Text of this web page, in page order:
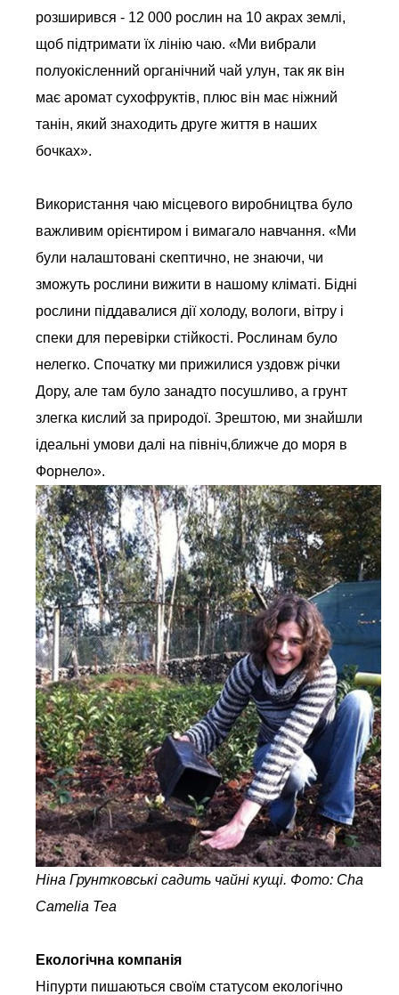
розширився - 12 000 рослин на 10 акрах землі,
щоб підтримати їх лінію чаю. «Ми вибрали
полуокісленний органічний чай улун, так як він
має аромат сухофруктів, плюс він має ніжний
танін, який знаходить друге життя в наших
бочках».
Використання чаю місцевого виробництва було
важливим орієнтиром і вимагало навчання. «Ми
були налаштовані скептично, не знаючи, чи
зможуть рослини вижити в нашому кліматі. Бідні
рослини піддавалися дії холоду, вологи, вітру і
спеки для перевірки стійкості. Рослинам було
нелегко. Спочатку ми прижилися уздовж річки
Дору, але там було занадто посушливо, а грунт
злегка кислий за природої. Зрештою, ми знайшли
ідеальні умови далі на північ,ближче до моря в
Форнело».
Ніна Грунтковські садить чайні кущі. Фото: Cha
Camelia Tea
Екологічна компанія
Ніпурти пишаються своїм статусом екологічно